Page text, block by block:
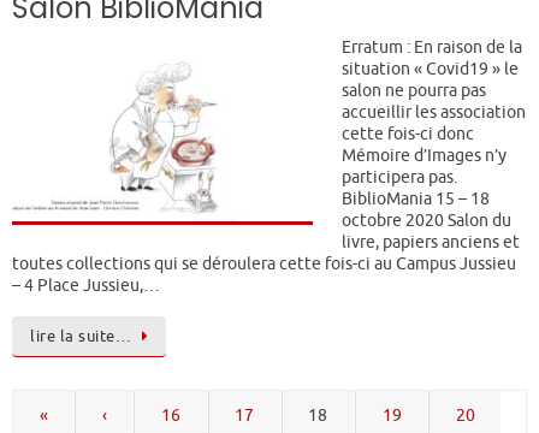
Erratum : En raison de la
situation « Covid19 » le
salon ne pourra pas
accueillir les association
cette fois-ci donc
Mémoire d’Images n’y
participera pas.
BiblioMania 15 – 18
octobre 2020 Salon du
livre, papiers anciens et
toutes collections qui se déroulera cette fois-ci au Campus Jussieu
– 4 Place Jussieu,…
lire la suite…
« ‹ 16 17 18 19 20